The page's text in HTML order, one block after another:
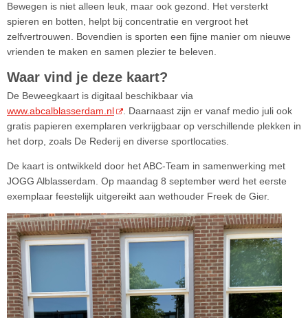
Bewegen is niet alleen leuk, maar ook gezond. Het versterkt
spieren en botten, helpt bij concentratie en vergroot het
zelfvertrouwen. Bovendien is sporten een fijne manier om nieuwe
vrienden te maken en samen plezier te beleven.
Waar vind je deze kaart?
De Beweegkaart is digitaal beschikbaar via
www.abcalblasserdam.nl
. Daarnaast zijn er vanaf medio juli ook
gratis papieren exemplaren verkrijgbaar op verschillende plekken in
het dorp, zoals De Rederij en diverse sportlocaties.
De kaart is ontwikkeld door het ABC-Team in samenwerking met
JOGG Alblasserdam. Op maandag 8 september werd het eerste
exemplaar feestelijk uitgereikt aan wethouder Freek de Gier.